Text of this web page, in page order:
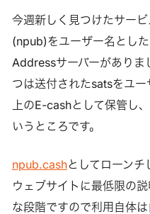
今週新しく見つけたサー
(npub)をユーザー名とし
Addressサーバーがありま
つは送付されたsatsをユ
上のE-cashとして保管し
いうところです。
npub.cashとしてローンチ
ウェブサイトに最低限の
な段階ですので利用自体